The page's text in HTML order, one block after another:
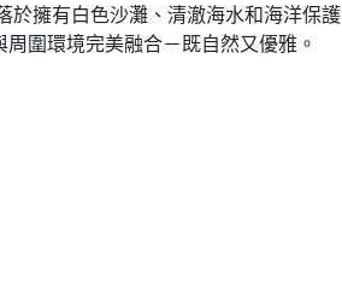
擁有白色沙灘、清澈海水和海洋保護
圍環境完美融合－既自然又優雅。